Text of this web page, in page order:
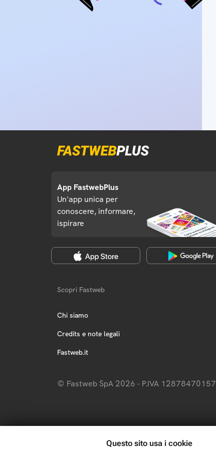
App FastwebPlus
Un'app unica per
conoscere, informare,
ispirare
Scopri Fastweb
Chi siamo
Credits e note legali
Fastweb.it
© Fastweb SpA 2026 - P.IVA 12878470157